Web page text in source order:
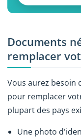
Documents
remplacer
Vous aurez besoin
pour remplacer
plupart des pays
Une photo